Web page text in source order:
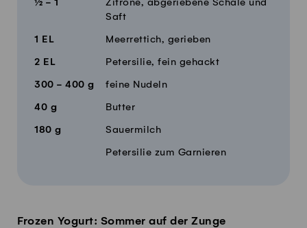
½ - 1
Zitrone, abgeriebene Schale und
Saft
1 EL Meerrettich, gerieben
2 EL Petersilie, fein gehackt
300 - 400 g feine Nudeln
40 g Butter
180 g Sauermilch
Petersilie zum Garnieren
Frozen Yogurt: Sommer auf der Zunge